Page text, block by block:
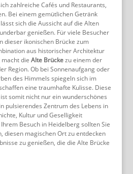
zahlreiche Cafés und Restaurants,
Bei einem gemütlichen Getränk
sich die Aussicht auf die Alten
genießen. Für viele Besucher
dieser ikonischen Brücke zum
aus historischer Architektur
die Alte Brückezu einem der
Region. Ob bei Sonnenaufgang oder
des Himmels spiegeln sich im
eine traumhafte Kulisse. Diese
somit nicht nur ein wunderschönes
pulsierendes Zentrum des Lebens in
Kultur und Geselligkeit
Besuch in Heidelberg sollten Sie
diesen magischen Ort zu entdecken
zu genießen, die die Alte Brücke